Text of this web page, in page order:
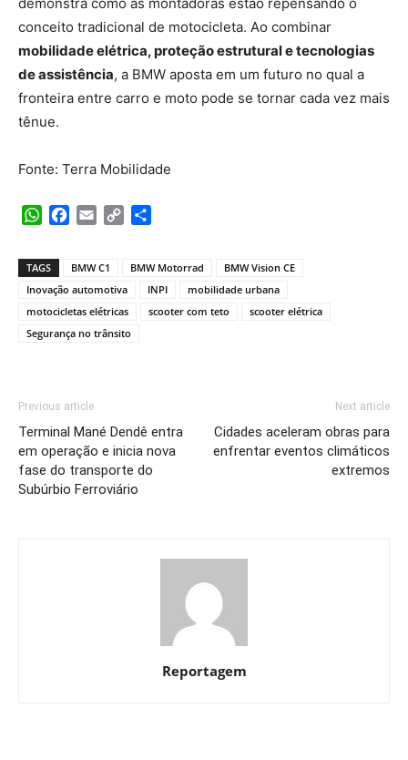
conceito tradicional de motocicleta. Ao combinar
mobilidade elétrica, proteção estrutural e tecnologias
de assistência, a BMW aposta em um futuro no qual a
fronteira entre carro e moto pode se tornar cada vez mais
tênue.
Fonte: Terra Mobilidade
WhatsApp
Facebook
Email Copy
TAGS BMW C1 BMW Motorrad
BMW Vision CE
Inovação automotiva
INPI
mobilidade urbana
motocicletas elétricas
scooter com teto
scooter elétrica
Segurança no trânsito
Previous article
Terminal Mané Dendê entra
em operação e inicia nova
fase do transporte do
Subúrbio Ferroviário
Next article
Cidades aceleram obras para
enfrentar eventos climáticos
extremos
Reportagem